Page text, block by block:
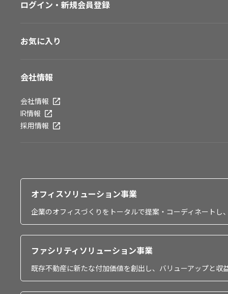
ログイン・新規会員登録
お気に入り
会社情報
会社情報
IR情報
採用情報
オフィスソリューション事業
企業のオフィスづくりをトータルで提案・コーディネート
ファシリティソリューション事業
既存不動産に新たな付加価値を創出し、バリューアップと収